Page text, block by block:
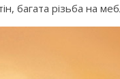
багата різьба на